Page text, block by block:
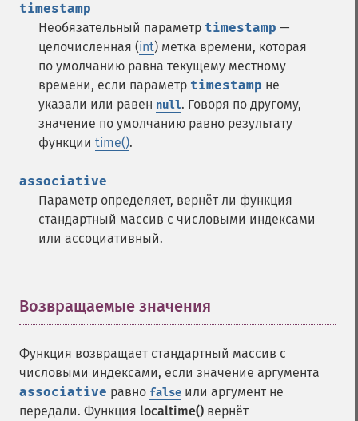
timestamp
Необязательный параметр timestamp —
целочисленная (int) метка времени, которая
по умолчанию равна текущему местному
времени, если параметр timestamp не
указали или равен null. Говоря по другому,
значение по умолчанию равно результату
функции time().
associative
Параметр определяет, вернёт ли функция
стандартный массив с числовыми индексами
или ассоциативный.
Возвращаемые значения
Функция возвращает стандартный массив с
числовыми индексами, если значение аргумента
associative равно false или аргумент не
передали. Функция localtime() вернёт